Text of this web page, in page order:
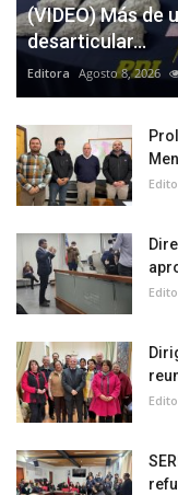
(VIDEO) Más de
desarticular...
Editora Agosto 8, 2026